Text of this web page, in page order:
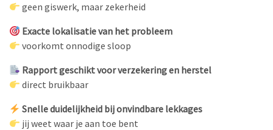
geen giswerk, maar zekerheid
Exacte lokalisatie van het probleem
voorkomt onnodige sloop
Rapport geschikt voor verzekering en herstel
direct bruikbaar
Snelle duidelijkheid bij onvindbare lekkages
jij weet waar je aan toe bent